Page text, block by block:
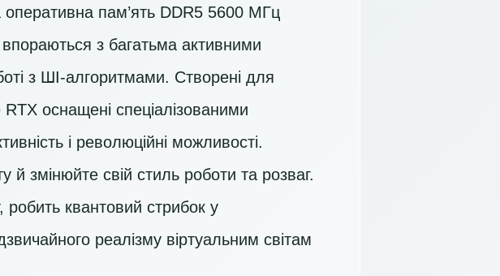
пам’ять DDR5 5600 МГц
впораються з багатьма активними
з ШІ-алгоритмами. Створені для
оснащені спеціалізованими
і революційні можливості.
й змінюйте свій стиль роботи та розваг.
робить квантовий стрибок у
реалізму віртуальним світам